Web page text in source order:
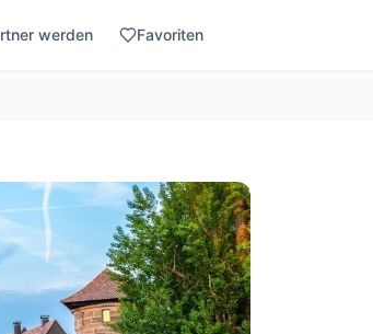
werden Favoriten